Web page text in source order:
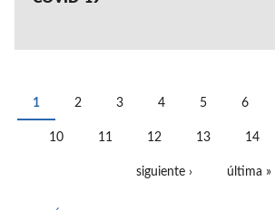
PÁGINAS
1 2 3 4 5 6
10 11 12 13 14
siguiente › última »